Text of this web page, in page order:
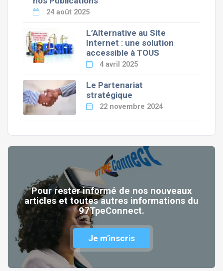
24 août 2025
L’Alternative au Site
Internet : une solution
accessible à TOUS
4 avril 2025
Le Partenariat
stratégique
22 novembre 2024
Pour rester informé de nos nouveaux
articles et toutes autres informations du
97TpeConnect.
Je m'inscris